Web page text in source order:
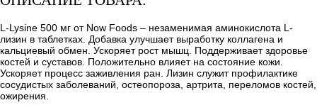
L-Lysine 500 мг от Now Foods – незаменимая аминокислота L-
лизин в таблетках. Добавка улучшает выработку коллагена и
кальциевый обмен. Ускоряет рост мышц. Поддерживает здоровье
костей и суставов. Положительно влияет на состояние кожи.
Ускоряет процесс заживления ран. Лизин служит профилактике
сосудистых заболеваний, остеопороза, артрита, переломов костей,
ожирения.